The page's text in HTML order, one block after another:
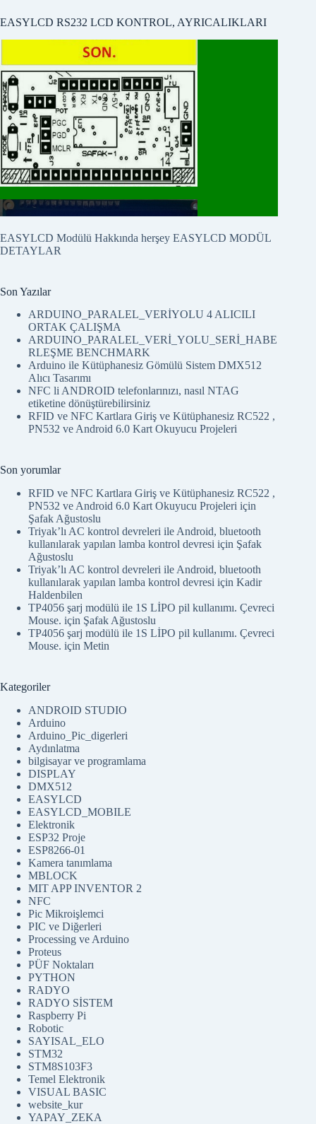
EASYLCD RS232 LCD KONTROL, AYRICALIKLARI
EASYLCD Modülü Hakkında herşey EASYLCD MODÜL
DETAYLAR
Son Yazılar
ARDUINO_PARALEL_VERİYOLU 4 ALICILI
ORTAK ÇALIŞMA
ARDUINO_PARALEL_VERİ_YOLU_SERİ_HABE
RLEŞME BENCHMARK
Arduino ile Kütüphanesiz Gömülü Sistem DMX512
Alıcı Tasarımı
NFC li ANDROID telefonlarınızı, nasıl NTAG
etiketine dönüştürebilirsiniz
RFID ve NFC Kartlara Giriş ve Kütüphanesiz RC522 ,
PN532 ve Android 6.0 Kart Okuyucu Projeleri
Son yorumlar
RFID ve NFC Kartlara Giriş ve Kütüphanesiz RC522 ,
PN532 ve Android 6.0 Kart Okuyucu Projeleri için
Şafak Ağustoslu
Triyak’lı AC kontrol devreleri ile Android, bluetooth
kullanılarak yapılan lamba kontrol devresi için Şafak
Ağustoslu
Triyak’lı AC kontrol devreleri ile Android, bluetooth
kullanılarak yapılan lamba kontrol devresi için Kadir
Haldenbilen
TP4056 şarj modülü ile 1S LİPO pil kullanımı. Çevreci
Mouse. için Şafak Ağustoslu
TP4056 şarj modülü ile 1S LİPO pil kullanımı. Çevreci
Mouse. için Metin
Kategoriler
ANDROID STUDIO
Arduino
Arduino_Pic_digerleri
Aydınlatma
bilgisayar ve programlama
DISPLAY
DMX512
EASYLCD
EASYLCD_MOBILE
Elektronik
ESP32 Proje
ESP8266-01
Kamera tanımlama
MBLOCK
MIT APP INVENTOR 2
NFC
Pic Mikroişlemci
PIC ve Diğerleri
Processing ve Arduino
Proteus
PÜF Noktaları
PYTHON
RADYO
RADYO SİSTEM
Raspberry Pi
Robotic
SAYISAL_ELO
STM32
STM8S103F3
Temel Elektronik
VISUAL BASIC
website_kur
YAPAY_ZEKA